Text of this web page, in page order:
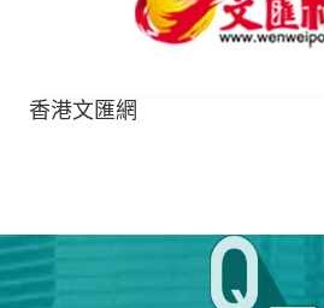
香港文匯網